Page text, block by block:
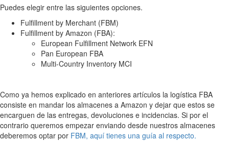
Puedes elegir entre las siguientes opciones.
Fulfillment by Merchant (FBM)
Fulfillment by Amazon (FBA):
European Fulfillment Network EFN
Pan European FBA
Multi-Country Inventory MCI
Como ya hemos explicado en anteriores artículos la logística FBA
consiste en mandar los almacenes a Amazon y dejar que estos se
encarguen de las entregas, devoluciones e incidencias. Si por el
contrario queremos empezar enviando desde nuestros almacenes
deberemos optar por FBM, aquí tienes una guía al respecto.